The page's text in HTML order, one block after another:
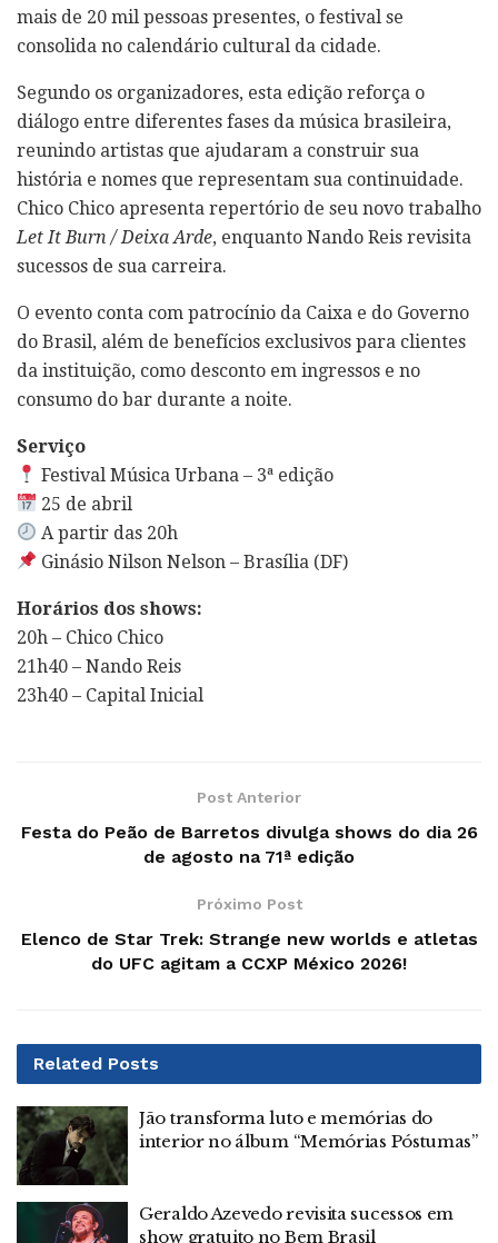
mais de 20 mil pessoas presentes, o festival se
consolida no calendário cultural da cidade.
Segundo os organizadores, esta edição reforça o
diálogo entre diferentes fases da música brasileira,
reunindo artistas que ajudaram a construir sua
história e nomes que representam sua continuidade.
Chico Chico apresenta repertório de seu novo trabalho
Let It Burn / Deixa Arde, enquanto Nando Reis revisita
sucessos de sua carreira.
O evento conta com patrocínio da Caixa e do Governo
do Brasil, além de benefícios exclusivos para clientes
da instituição, como desconto em ingressos e no
consumo do bar durante a noite.
Serviço
Festival Música Urbana – 3ª edição
25 de abril
A partir das 20h
Ginásio Nilson Nelson – Brasília (DF)
Horários dos shows:
20h – Chico Chico
21h40 – Nando Reis
23h40 – Capital Inicial
Post Anterior
Festa do Peão de Barretos divulga shows do dia 26
de agosto na 71ª edição
Próximo Post
Elenco de Star Trek: Strange new worlds e atletas
do UFC agitam a CCXP México 2026!
Related Posts
Jão transforma luto e memórias do
interior no álbum “Memórias Póstumas”
Geraldo Azevedo revisita sucessos em
show gratuito no Bem Brasil